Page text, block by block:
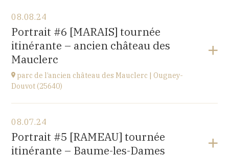
2 rue du Pont
25640 OUGNEY-DOUVOT
at21H00
08.08.24
Portrait #6 [MARAIS] tournée
itinérante – ancien château des
Mauclerc
parc de l’ancien château des Mauclerc | Ougney-
Douvot (25640)
2 rue du Pont
25640 OUGNEY-DOUVOT
at18H00
08.07.24
Portrait #5 [RAMEAU] tournée
itinérante – Baume-les-Dames